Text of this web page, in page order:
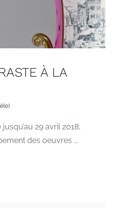
À LA
29 avril 2018,
des oeuvres ...